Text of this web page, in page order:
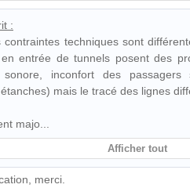
:
contraintes techniques sont
entrée de tunnels posent des
sonore, inconfort des
mais le tracé des lignes
majo
Afficher tout
merci.